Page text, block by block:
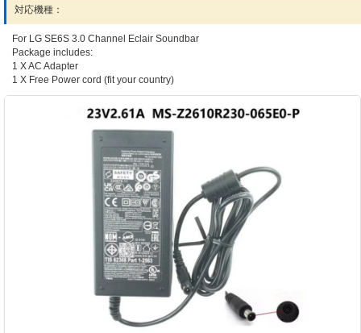
対応機種：
For LG SE6S 3.0 Channel Eclair Soundbar
Package includes:
1 X AC Adapter
1 X Free Power cord (fit your country)